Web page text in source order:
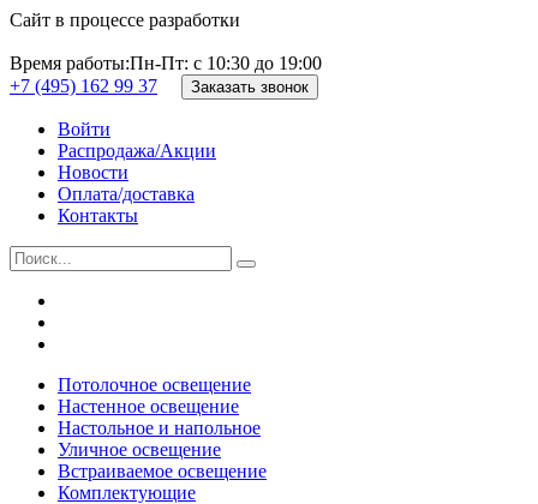
Сайт в процессе разработки
Время работы:Пн-Пт: с 10:30 до 19:00
+7 (495) 162 99 37
Заказать звонок
Войти
Распродажа/Акции
Новости
Оплата/доставка
Контакты
Потолочное освещение
Настенное освещение
Настольное и напольное
Уличное освещение
Встраиваемое освещение
Комплектующие